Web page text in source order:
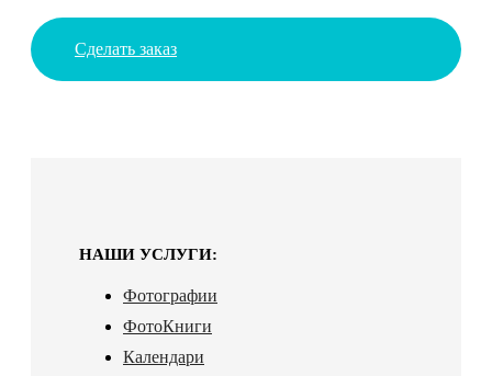
Сделать заказ
НАШИ УСЛУГИ:
Фотографии
ФотоКниги
Календари